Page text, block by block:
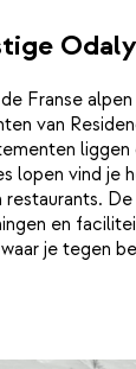
Franse
van
lopen vind je
restaurants.
en
je tegen